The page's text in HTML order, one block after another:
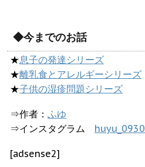
◆今までのお話
★息子の発達シリーズ
★離乳食とアレルギーシリーズ
★子供の湿疹問題シリーズ
⇒作者： ふゆ
⇒インスタグラム huyu_0930
[adsense2]